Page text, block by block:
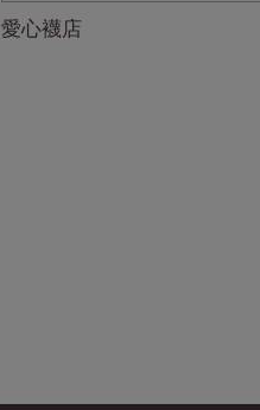
愛心襪店